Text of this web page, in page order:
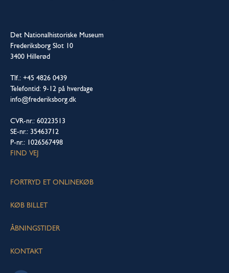
Det Nationalhistoriske Museum
Frederiksborg Slot 10
3400 Hillerød
Tlf.: +45 4826 0439
Telefontid: 9-12 på hverdage
info@frederiksborg.dk
CVR-nr.: 60223513
SE-nr.: 35463712
P-nr.: 1026567498
FIND VEJ
FORTRYD ET ONLINEKØB
KØB BILLET
ÅBNINGSTIDER
KONTAKT